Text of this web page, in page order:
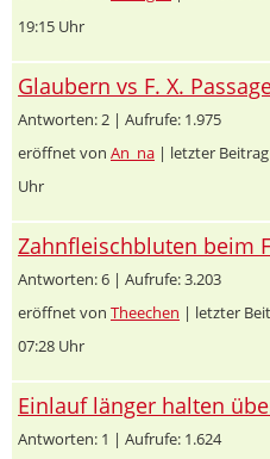
19:15 Uhr
Glaubern vs F. X.
Antworten: 2 | Aufrufe: 1.975
eröffnet von An_na | letzter
Uhr
Zahnfleischbluten beim
Antworten: 6 | Aufrufe: 3.203
eröffnet von Theechen | letzter
07:28 Uhr
Einlauf länger halten
Antworten: 1 | Aufrufe: 1.624